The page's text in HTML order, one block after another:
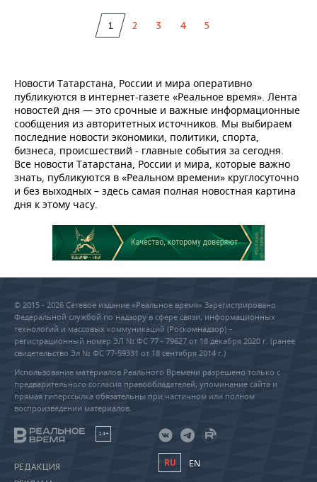
1 2 3 4 5
Новости Татарстана, России и мира оперативно
публикуются в интернет-газете «Реальное время». Лента
новостей дня — это срочные и важные информационные
сообщения из авторитетных источников. Мы выбираем
последние новости экономики, политики, спорта,
бизнеса, происшествий - главные события за сегодня.
Все новости Татарстана, России и мира, которые важно
знать, публикуются в «Реальном времени» круглосуточно
и без выходных – здесь самая полная новостная картина
дня к этому часу.
© 2015 - 2026 Сетевое издание «Реальное время» Зарегистрировано
Федеральной службой по надзору в сфере связи, информационных
технологий и массовых коммуникаций (Роскомнадзор) –
регистрационный номер ЭЛ № ФС 77 - 79627 от 18 декабря 2020 г. (ранее
свидетельство Эл № ФС 77-59331 от 18 сентября 2014 г.)
Использование материалов Реального Времени разрешено только с
предварительного согласия правообладателей, упоминание сайта и
прямая гиперссылка обязательны при частичном или полном
воспроизведении материалов.
18+
РЕДАКЦИЯ
RU EN